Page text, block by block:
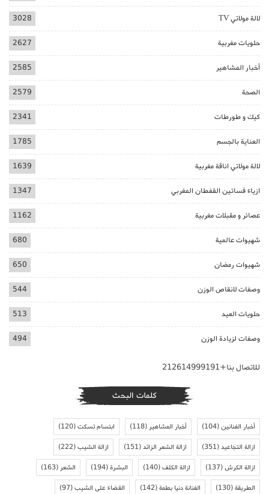
لالة مولاتي TV 3028
حلويات مغربية 2627
أخبار المشاهير 2585
الصحة 2579
كيك و طورطات 2341
العناية بالجسم 1785
لالة مولاتي اناقة مغربية 1639
ازياء فساتين القفطان المغربي 1347
عصائر و مقبلات مغربية 1162
شهيوات عالمية 680
شهيوات رمضان 650
وصفات لانقاص الوزن 544
حلويات العيد 513
وصفات لزيادة الوزن 494
للاتصال بنا+212614999191
كلمات البحث
أخبار الفنانين(104) أخبار المشاهير(118) ابتسام تسكت(120)
ازالة التجاعيد(351) ازالة الشعر الزائد(151) ازالة الشيب(222)
ازالة الكرش(137) ازالة الكلف(140) البشرة(194) الشعر(163)
الطريقة(130) الفنانة دنيا بطمة(142) القضاء على الشيب(97)